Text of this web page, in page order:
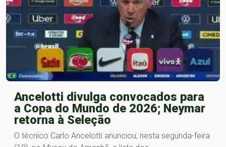
Ancelotti divulga convocados para
a Copa do Mundo de 2026; Neymar
retorna à Seleção
O técnico Carlo Ancelotti anunciou, nesta segunda-feira